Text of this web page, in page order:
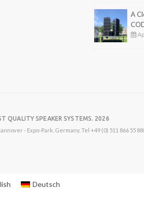
A
QUALITY SPEAKER SYSTEMS. 2026
- Expo-Park. Germany. Tel +49 (0) 511 866 55
Deutsch